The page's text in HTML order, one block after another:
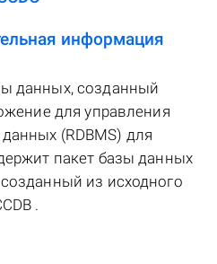
информация
данных, созданный
для управления
(RDBMS) для
пакет базы данных
из исходного
.